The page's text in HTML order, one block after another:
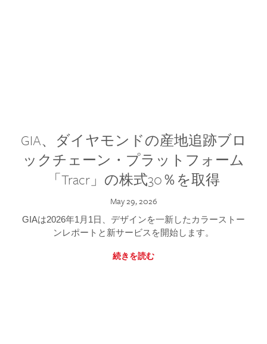
GIA、ダイヤモンドの産地追跡ブロ
ックチェーン・プラットフォーム
「Tracr」の株式30％を取得
May 29, 2026
GIAは2026年1月1日、デザインを一新したカラーストー
ンレポートと新サービスを開始します。
続きを読む